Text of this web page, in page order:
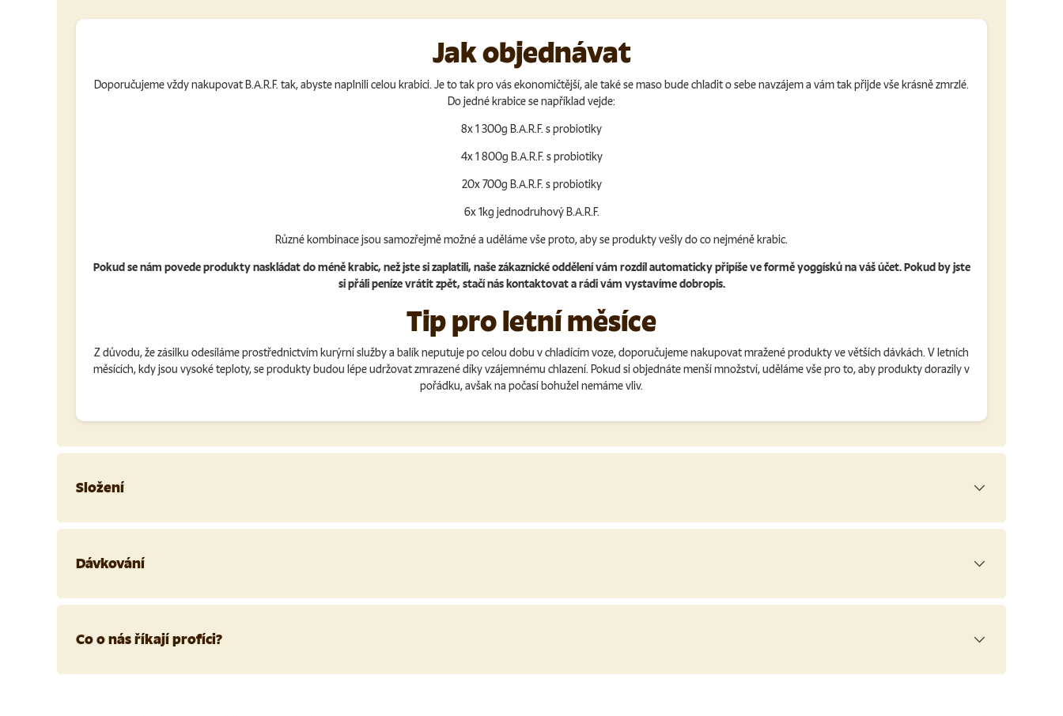
Jak objednávat
Doporučujeme vždy nakupovat B.A.R.F. tak, abyste naplnili celou krabici. Je to tak pro vás ekonomičtější, ale také se maso bude chladit o sebe navzájem a vám tak přijde vše krásně zmrzlé.
Do jedné krabice se například vejde:
8x 1 300g B.A.R.F. s probiotiky
4x 1 800g B.A.R.F. s probiotiky
20x 700g B.A.R.F. s probiotiky
6x 1kg jednodruhový B.A.R.F.
Různé kombinace jsou samozřejmě možné a uděláme vše proto, aby se produkty vešly do co nejméně krabic.
Pokud se nám povede produkty naskládat do méně krabic, než jste si zaplatili, naše zákaznické oddělení vám rozdíl automaticky připíše ve formě yoggísků na váš účet. Pokud by jste
si přáli peníze vrátit zpět, stačí nás kontaktovat a rádi vám vystavíme dobropis.
Tip pro letní měsíce
Z důvodu, že zásilku odesíláme prostřednictvím kurýrní služby a balík neputuje po celou dobu v chladícím voze, doporučujeme nakupovat mražené produkty ve větších dávkách. V letních
měsících, kdy jsou vysoké teploty, se produkty budou lépe udržovat zmrazené díky vzájemnému chlazení. Pokud si objednáte menší množství, uděláme vše pro to, aby produkty dorazily v
pořádku, avšak na počasí bohužel nemáme vliv.
Složení
Dávkování
Co o nás říkají profíci?